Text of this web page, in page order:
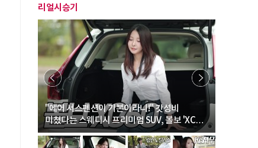
리얼시승기
"에어 서스펜션이 기본이라니!" 갓성비
미쳤다는 스웨디시 프리미엄 SUV, 볼보 'XC60
B5 울트라'